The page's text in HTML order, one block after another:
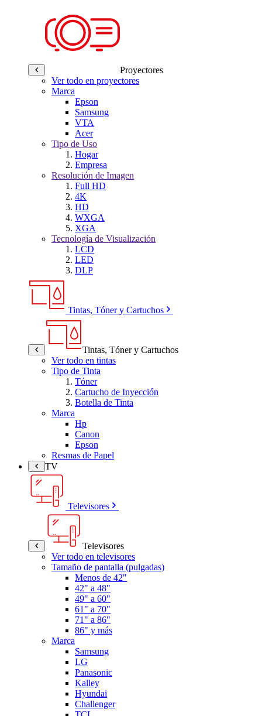
Proyectores
Ver todo en proyectores
Marca
Epson
Samsung
VTA
Acer
Tipo de Uso
Hogar
Empresa
Resolución de Imagen
Full HD
4K
HD
WXGA
XGA
Tecnología de Visualización
LCD
LED
DLP
Tintas, Tóner y Cartuchos
Tintas, Tóner y Cartuchos
Ver todo en tintas
Tipo de Tinta
Tóner
Cartucho de Inyección
Botella de Tinta
Marca
Hp
Canon
Epson
Resmas de Papel
TV
Televisores
Televisores
Ver todo en televisores
Tamaño de pantalla (pulgadas)
Menos de 42"
42" a 48"
49" a 60"
61" a 70"
71" a 86"
86" y más
Marca
Samsung
LG
Panasonic
Kalley
Hyundai
Challenger